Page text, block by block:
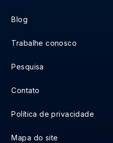
Blog
Trabalhe conosco
Pesquisa
Contato
Política de privacidade
Mapa do site